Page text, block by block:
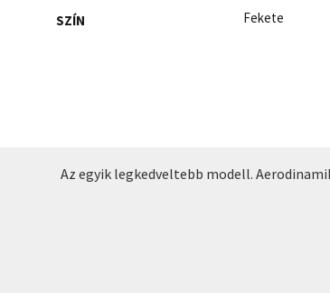
SZÍN Fekete
Az egyik legkedveltebb modell.